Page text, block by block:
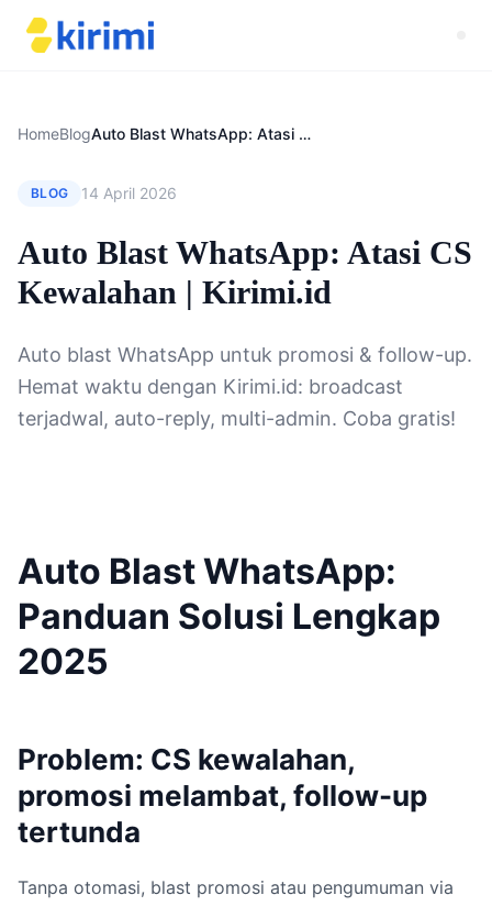
HomeBlog Auto Blast WhatsApp: Atasi CS Kewalahan | Kirimi.id
BLOG 14 April 2026
Auto Blast WhatsApp: Atasi CS
Kewalahan | Kirimi.id
Auto blast WhatsApp untuk promosi & follow-up.
Hemat waktu dengan Kirimi.id: broadcast
terjadwal, auto-reply, multi-admin. Coba gratis!
Auto Blast WhatsApp:
Panduan Solusi Lengkap
2025
Problem: CS kewalahan,
promosi melambat, follow-up
tertunda
Tanpa otomasi, blast promosi atau pengumuman via